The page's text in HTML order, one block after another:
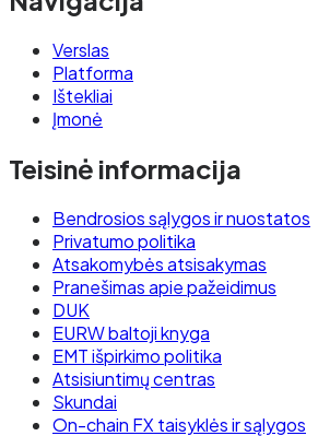
Verslas
Platforma
Ištekliai
Įmonė
Teisinė informacija
Bendrosios sąlygos ir nuostatos
Privatumo politika
Atsakomybės atsisakymas
Pranešimas apie pažeidimus
DUK
EURW baltoji knyga
EMT išpirkimo politika
Atsisiuntimų centras
Skundai
On-chain FX taisyklės ir sąlygos